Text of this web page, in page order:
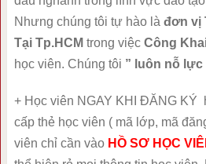
Nhưng chúng tôi tự hào là đơn vị
Tại Tp.HCM trong việc Công
học viên. Chúng tôi ” luôn nỗ lực
+ Học viên NGAY KHI ĐĂNG
cấp thẻ học viên ( mã lớp, mã
viên chỉ cần vào HỒ SƠ HỌC